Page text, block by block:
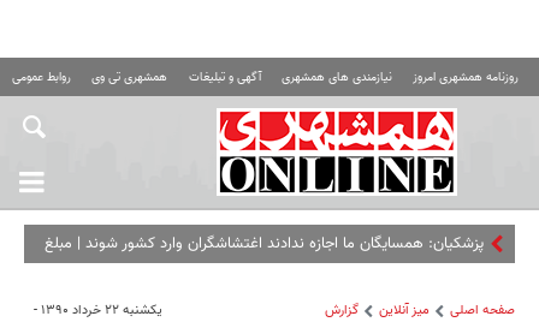
روزنامه همشهری امروز نیازمندی های همشهری آگهی و تبلیغات همشهری تی وی روابط عمومی
پزشکیان: همسایگان ما اجازه ندادند اغتشاشگران وارد کشور شوند | مبلغ
صفحه اصلی میز آنلاین گزارش یکشنبه ۲۲ خرداد ۱۳۹۰ -